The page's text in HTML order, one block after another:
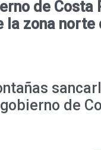
de
la zona
de